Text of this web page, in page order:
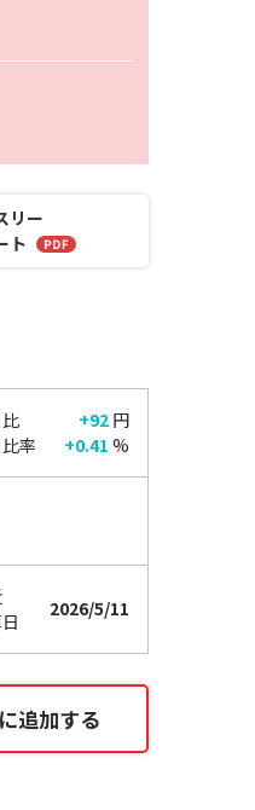
リー
ト
+92 円
率
+0.41 %
2026/5/11
追加する